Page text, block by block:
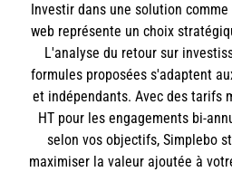
Investir dans une solution
web représente un choix
L'analyse du retour sur
formules proposées s'adaptent
et indépendants. Avec des tarifs
HT pour les engagements bi-
selon vos objectifs, Simplebo
maximiser la valeur ajoutée à